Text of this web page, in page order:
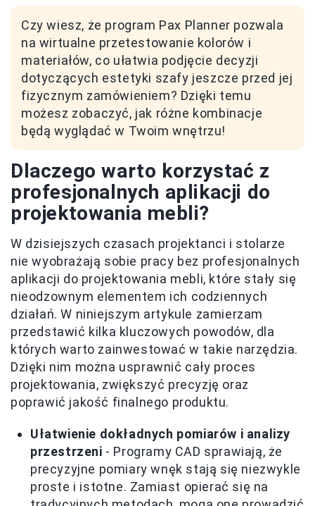
Czy wiesz, że program Pax Planner pozwala
na wirtualne przetestowanie kolorów i
materiałów, co ułatwia podjęcie decyzji
dotyczących estetyki szafy jeszcze przed jej
fizycznym zamówieniem? Dzięki temu
możesz zobaczyć, jak różne kombinacje
będą wyglądać w Twoim wnętrzu!
Dlaczego warto korzystać z
profesjonalnych aplikacji do
projektowania mebli?
W dzisiejszych czasach projektanci i stolarze
nie wyobrażają sobie pracy bez profesjonalnych
aplikacji do projektowania mebli, które stały się
nieodzownym elementem ich codziennych
działań. W niniejszym artykule zamierzam
przedstawić kilka kluczowych powodów, dla
których warto zainwestować w takie narzędzia.
Dzięki nim można usprawnić cały proces
projektowania, zwiększyć precyzję oraz
poprawić jakość finalnego produktu.
Ułatwienie dokładnych pomiarów i analizy
przestrzeni - Programy CAD sprawiają, że
precyzyjne pomiary wnęk stają się niezwykle
proste i istotne. Zamiast opierać się na